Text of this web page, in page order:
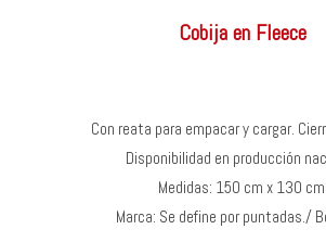
Cobija en Fleece
Con reata para empacar y cargar.
Disponibilidad en producción
Medidas: 150 cm x 130 cm.
Marca: Se define por puntadas./